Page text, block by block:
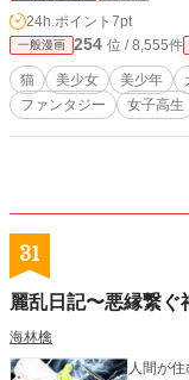
24h.ポイント 7pt
一般漫画 254 位 / 8,555件
猫 美少女 美少年
ファンタジー
女子高生
31
麗乱日記〜悪縁繋
海林檎
人間が住む世界下界。